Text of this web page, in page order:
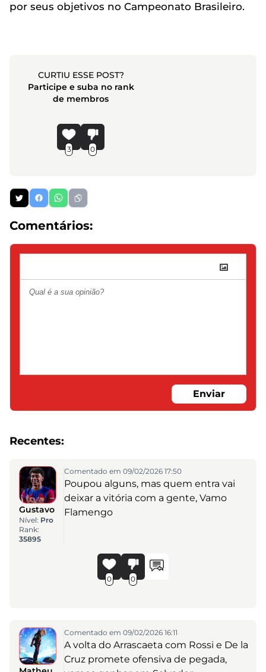
por seus objetivos no Campeonato Brasileiro.
CURTIU ESSE POST?
Participe e suba no rank
de membros
3 0
Comentários:
Enviar
Recentes:
Gustavo
Nível: Pro
Rank:
35895
Comentado em 09/02/2026 17:50
Poupou alguns, mas quem entra vai
deixar a vitória com a gente, Vamo
Flamengo
0 0
Comentado em 09/02/2026 16:11
A volta do Arrascaeta com Rossi e De la
Cruz promete ofensiva de pegada,